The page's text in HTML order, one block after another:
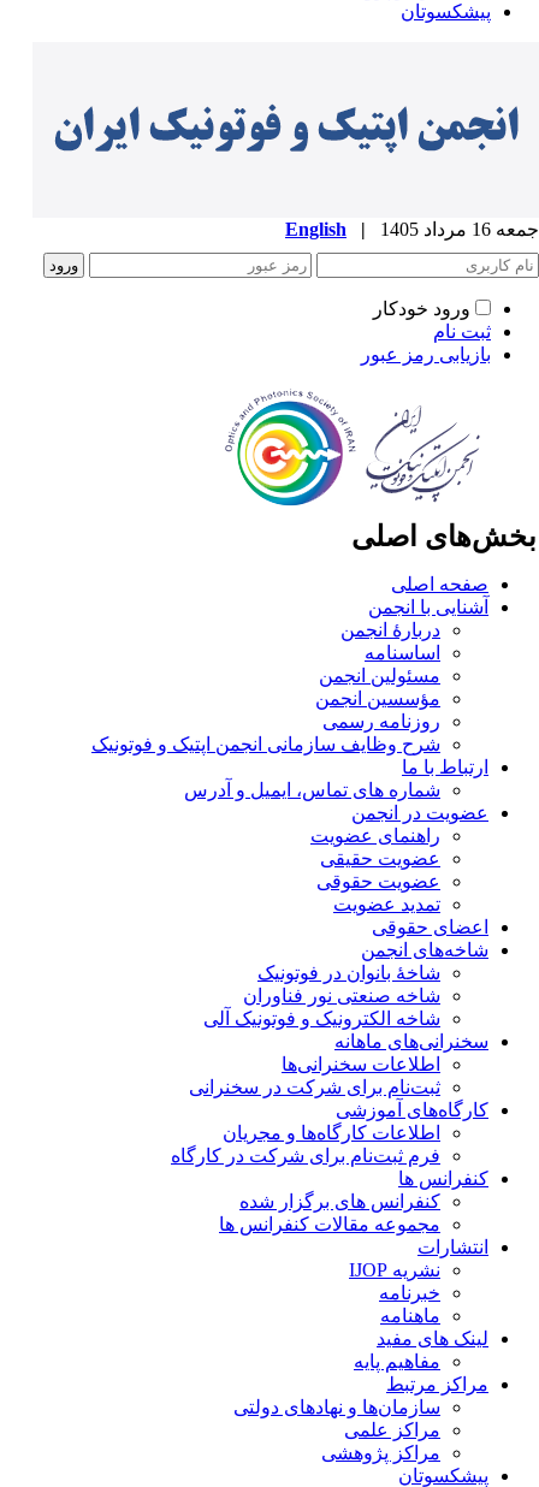
پیشکسوتان
مرداد 1405 |
English
ورود خودکار
ثبت نام
بازیابی رمز عبور
اصلی
صفحه اصلی
آشنایی با انجمن
دربارۀ انجمن
اساسنامه
مسئولین انجمن
مؤسسین انجمن
روزنامه رسمی
شرح وظایف سازمانی انجمن اپتیک و فوتونیک
ارتباط با ما
شماره های تماس، ایمیل و آدرس
عضویت در انجمن
راهنمای عضویت
عضویت حقیقی
عضویت حقوقی
تمدید عضویت
اعضای حقوقی
شاخه‌های انجمن
شاخۀ بانوان در فوتونیک
شاخه صنعتی نور فناوران
شاخه‌ الکترونیک و فوتونیک آلی
سخنرانی‌های ماهانه
اطلاعات سخنرانی‌‌ها
ثبت‌نام برای شرکت در سخنرانی
کارگاه‌های آموزشی
اطلاعات کارگاه‌ها و مجریان
فرم ثبت‌نام برای شرکت در کارگاه
کنفرانس ها
کنفرانس های برگزار شده
مجموعه مقالات کنفرانس ها
انتشارات
نشریه IJOP
خبرنامه
ماهنامه
لینک های مفید
مفاهیم پایه
مراکز مرتبط
سازمان‌ها و نهادهای دولتی
مراکز علمی
مراکز پژوهشی
پیشکسوتان